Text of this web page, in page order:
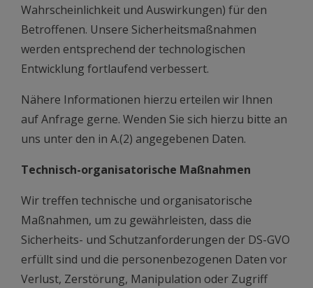
Wahrscheinlichkeit und Auswirkungen) für den
Betroffenen. Unsere Sicherheitsmaßnahmen
werden entsprechend der technologischen
Entwicklung fortlaufend verbessert.
Nähere Informationen hierzu erteilen wir Ihnen
auf Anfrage gerne. Wenden Sie sich hierzu bitte an
uns unter den in A.(2) angegebenen Daten.
Technisch-organisatorische Maßnahmen
Wir treffen technische und organisatorische
Maßnahmen, um zu gewährleisten, dass die
Sicherheits- und Schutzanforderungen der DS-GVO
erfüllt sind und die personenbezogenen Daten vor
Verlust, Zerstörung, Manipulation oder Zugriff